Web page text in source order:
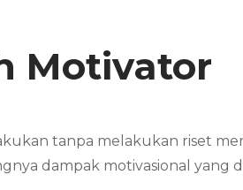
Motivator
tanpa melakukan riset
dampak motivasional yang